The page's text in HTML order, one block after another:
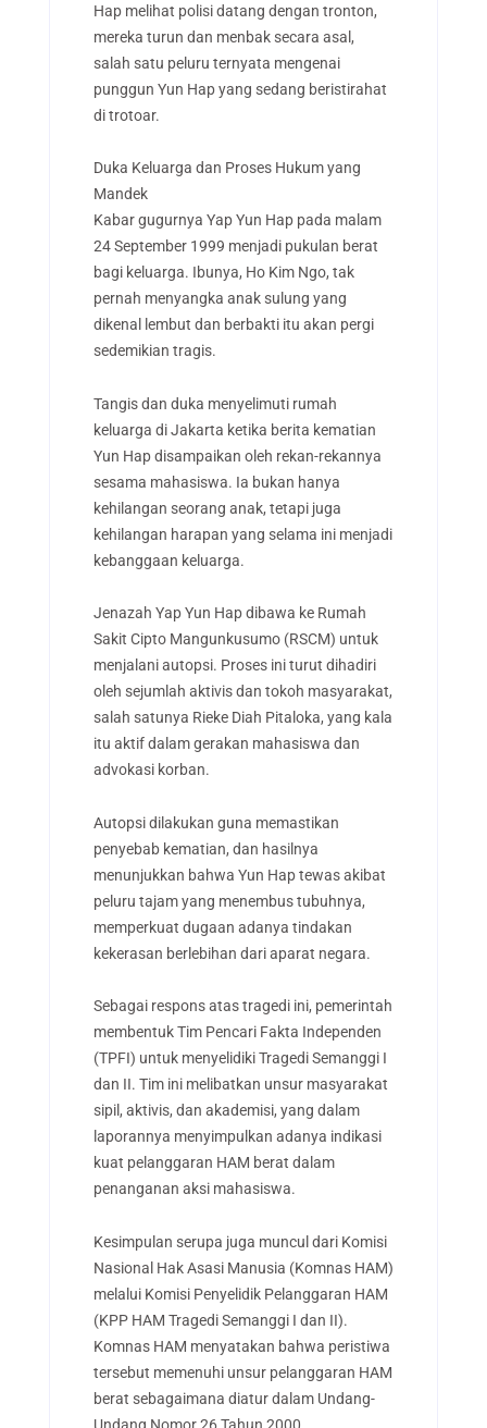
Hap melihat polisi datang dengan tronton,
mereka turun dan menbak secara asal,
salah satu peluru ternyata mengenai
punggun Yun Hap yang sedang beristirahat
di trotoar.
Duka Keluarga dan Proses Hukum yang
Mandek
Kabar gugurnya Yap Yun Hap pada malam
24 September 1999 menjadi pukulan berat
bagi keluarga. Ibunya, Ho Kim Ngo, tak
pernah menyangka anak sulung yang
dikenal lembut dan berbakti itu akan pergi
sedemikian tragis.
Tangis dan duka menyelimuti rumah
keluarga di Jakarta ketika berita kematian
Yun Hap disampaikan oleh rekan-rekannya
sesama mahasiswa. Ia bukan hanya
kehilangan seorang anak, tetapi juga
kehilangan harapan yang selama ini menjadi
kebanggaan keluarga.
Jenazah Yap Yun Hap dibawa ke Rumah
Sakit Cipto Mangunkusumo (RSCM) untuk
menjalani autopsi. Proses ini turut dihadiri
oleh sejumlah aktivis dan tokoh masyarakat,
salah satunya Rieke Diah Pitaloka, yang kala
itu aktif dalam gerakan mahasiswa dan
advokasi korban.
Autopsi dilakukan guna memastikan
penyebab kematian, dan hasilnya
menunjukkan bahwa Yun Hap tewas akibat
peluru tajam yang menembus tubuhnya,
memperkuat dugaan adanya tindakan
kekerasan berlebihan dari aparat negara.
Sebagai respons atas tragedi ini, pemerintah
membentuk Tim Pencari Fakta Independen
(TPFI) untuk menyelidiki Tragedi Semanggi I
dan II. Tim ini melibatkan unsur masyarakat
sipil, aktivis, dan akademisi, yang dalam
laporannya menyimpulkan adanya indikasi
kuat pelanggaran HAM berat dalam
penanganan aksi mahasiswa.
Kesimpulan serupa juga muncul dari Komisi
Nasional Hak Asasi Manusia (Komnas HAM)
melalui Komisi Penyelidik Pelanggaran HAM
(KPP HAM Tragedi Semanggi I dan II).
Komnas HAM menyatakan bahwa peristiwa
tersebut memenuhi unsur pelanggaran HAM
berat sebagaimana diatur dalam Undang-